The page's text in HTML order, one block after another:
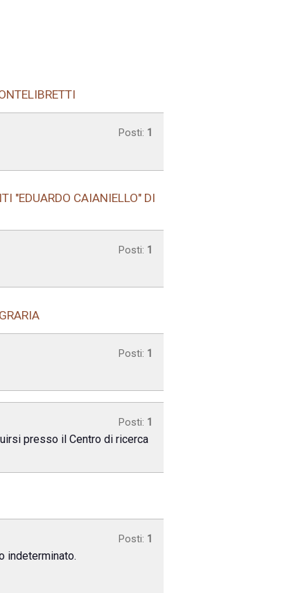
Posti: 1
"EDUARDO CAIANIELLO" DI
Posti: 1
Posti: 1
Posti: 1
presso il Centro di ricerca
Posti: 1
indeterminato.